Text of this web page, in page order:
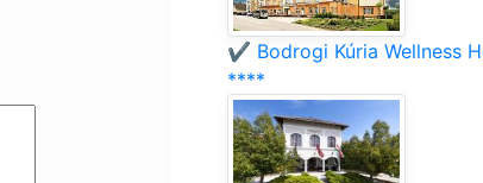
✔️ Bodrogi Kúria Wellness
****